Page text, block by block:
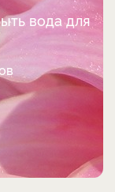
вода для